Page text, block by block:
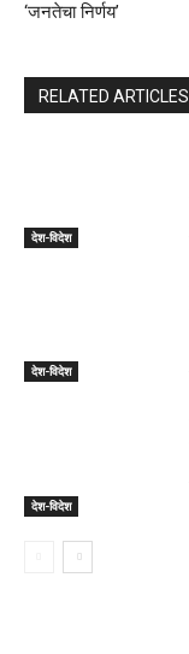
‘जनतेचा निर्णय’
RELATED ARTICLES
देश-विदेश
देश-विदेश
देश-विदेश